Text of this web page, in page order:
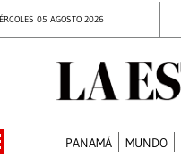
05 AGOSTO 2026
PANAMÁ MUNDO